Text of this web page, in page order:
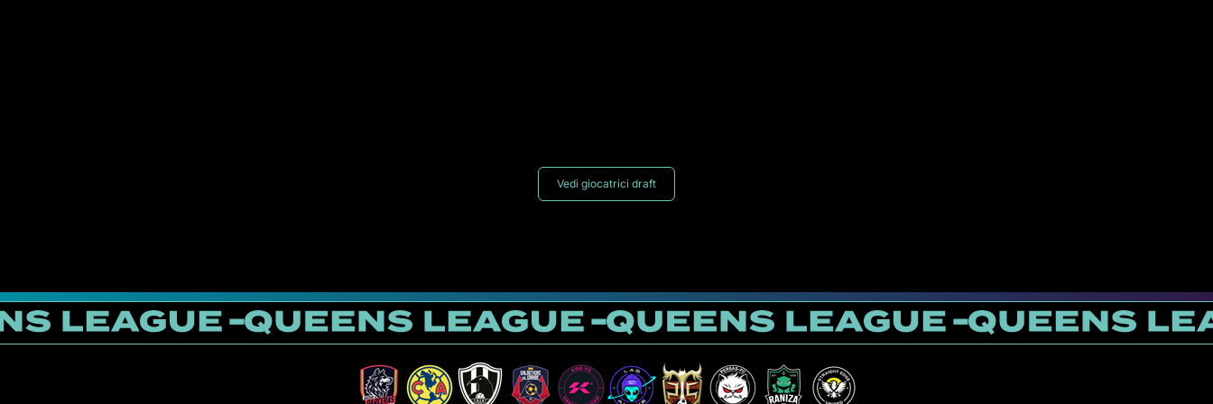
Vedi giocatrici draft